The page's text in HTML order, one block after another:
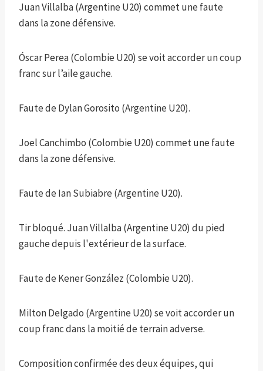
Juan Villalba (Argentine U20) commet une faute
dans la zone défensive.
Óscar Perea (Colombie U20) se voit accorder un coup
franc sur l’aile gauche.
Faute de Dylan Gorosito (Argentine U20).
Joel Canchimbo (Colombie U20) commet une faute
dans la zone défensive.
Faute de Ian Subiabre (Argentine U20).
Tir bloqué. Juan Villalba (Argentine U20) du pied
gauche depuis l'extérieur de la surface.
Faute de Kener González (Colombie U20).
Milton Delgado (Argentine U20) se voit accorder un
coup franc dans la moitié de terrain adverse.
Composition confirmée des deux équipes, qui